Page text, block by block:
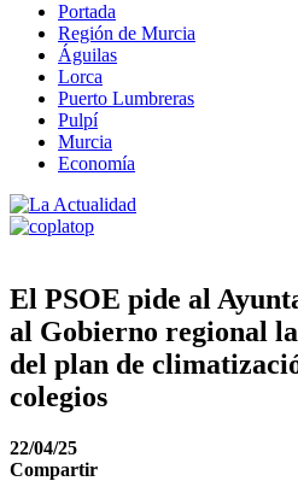
Portada
Región de Murcia
Águilas
Lorca
Puerto Lumbreras
Pulpí
Murcia
Economía
El PSOE pide al
al Gobierno regional
del plan de
colegios
22/04/25
Compartir